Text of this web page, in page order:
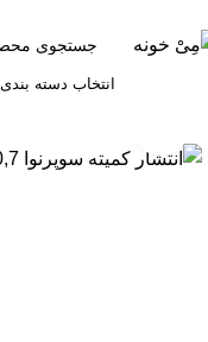
انتخاب دسته بندی